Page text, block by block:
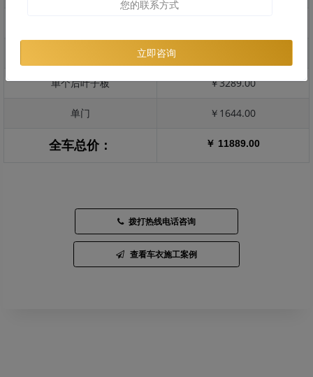
单个后叶子板 ￥3289.00
单门 ￥1644.00
全车总价： ￥ 11889.00
拨打热线电话咨询
查看车衣施工案例
立即咨询